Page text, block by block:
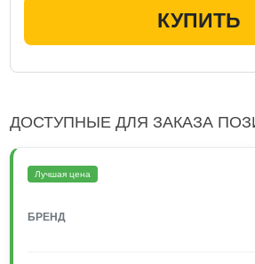
КУПИТЬ
ДОСТУПНЫЕ ДЛЯ ЗАКАЗА
Лучшая цена
БРЕНД